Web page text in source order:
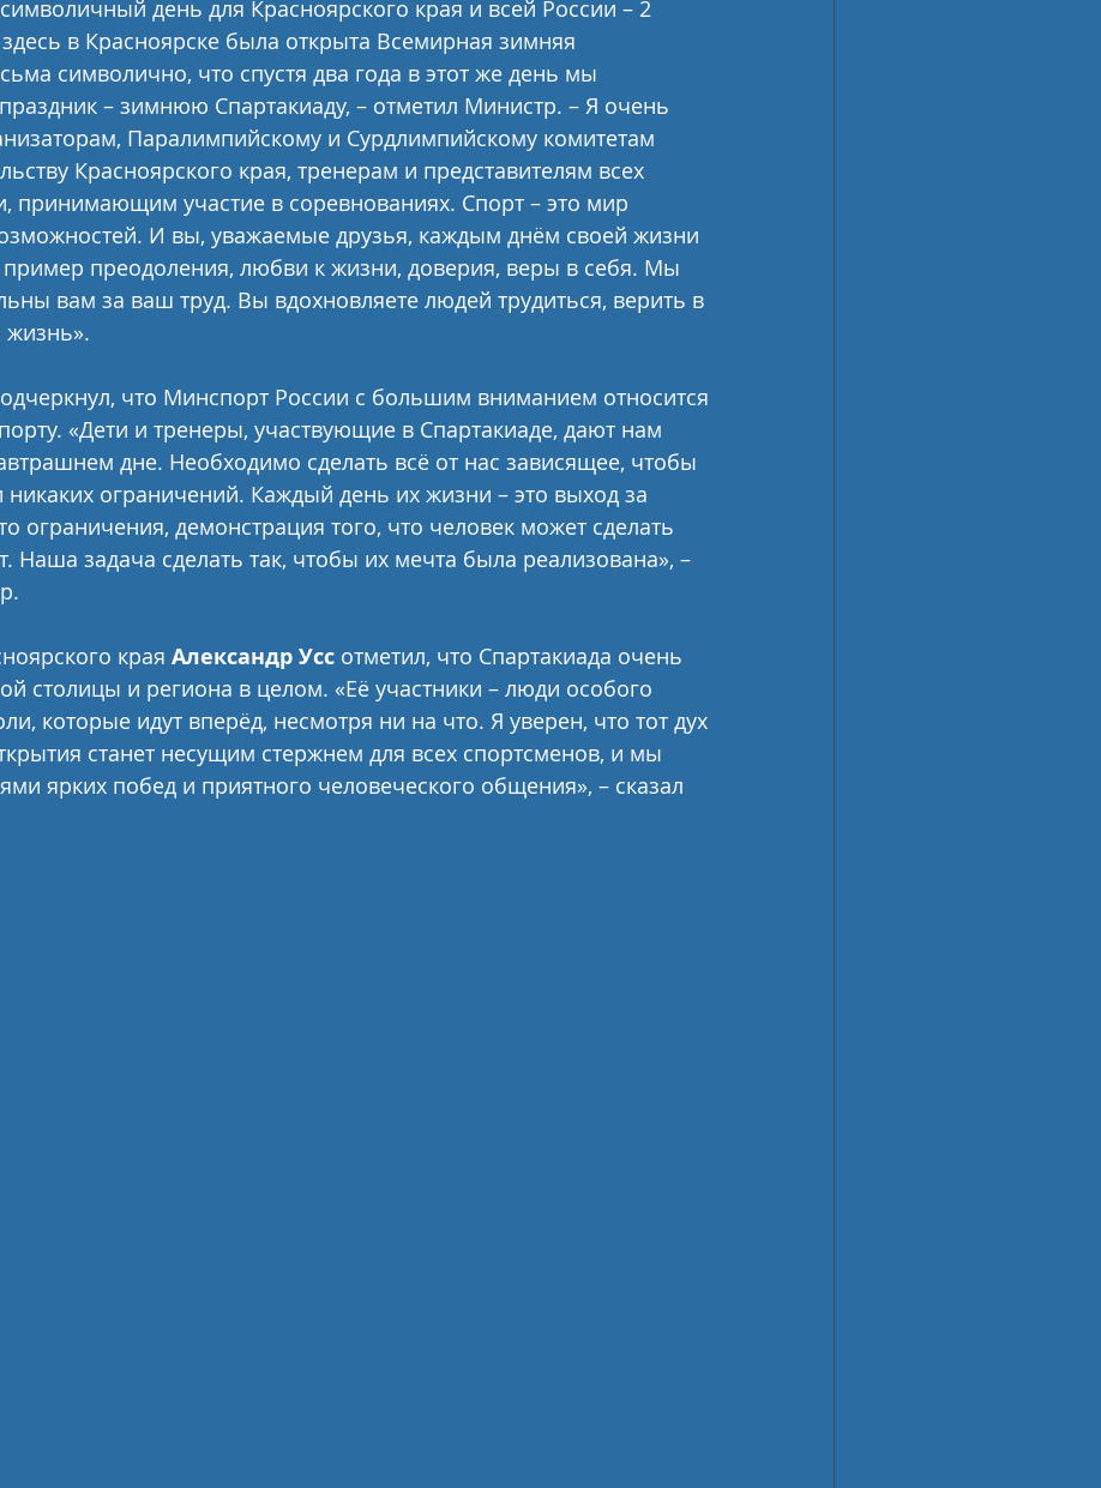
день для Красноярского края и всей России – 2
в Красноярске была открыта Всемирная зимняя
символично, что спустя два года в этот же день мы
– зимнюю Спартакиаду, – отметил Министр. – Я очень
Паралимпийскому и Сурдлимпийскому комитетам
Красноярского края, тренерам и представителям всех
принимающим участие в соревнованиях. Спорт – это мир
И вы, уважаемые друзья, каждым днём своей жизни
пример преодоления, любви к жизни, доверия, веры в себя. Мы
вам за ваш труд. Вы вдохновляете людей трудиться, верить в
жизнь».
что Минспорт России с большим вниманием относится
«Дети и тренеры, участвующие в Спартакиаде, дают нам
дне. Необходимо сделать всё от нас зависящее, чтобы
ограничений. Каждый день их жизни – это выход за
ограничения, демонстрация того, что человек может сделать
Наша задача сделать так, чтобы их мечта была реализована», –
края Александр Усс отметил, что Спартакиада очень
столицы и региона в целом. «Её участники – люди особого
которые идут вперёд, несмотря ни на что. Я уверен, что тот дух
станет несущим стержнем для всех спортсменов, и мы
ярких побед и приятного человеческого общения», – сказал